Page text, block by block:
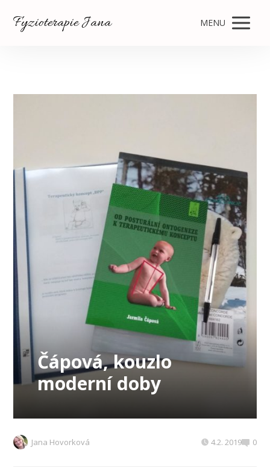
Fyzioterapie Jana MENU
Čápová, kouzlo
moderní doby
Jana Hovorková 4.2. 2019 0